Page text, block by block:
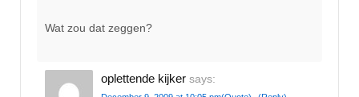
Wat zou dat zeggen?
oplettende kijker says: